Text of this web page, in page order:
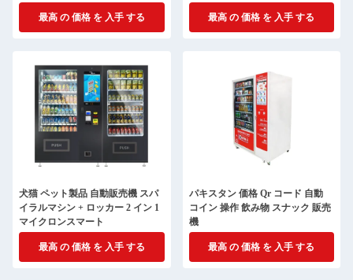
最高 の 価格 を 入手 する
自動販売業者
最高 の 価格 を 入手 する
犬猫 ペット製品 自動販売機 スパ
イラルマシン + ロッカー 2 イン 1
マイクロンスマート
最高 の 価格 を 入手 する
パキスタン 価格 Qr コード 自動
コイン 操作 飲み物 スナック 販売
機
最高 の 価格 を 入手 する